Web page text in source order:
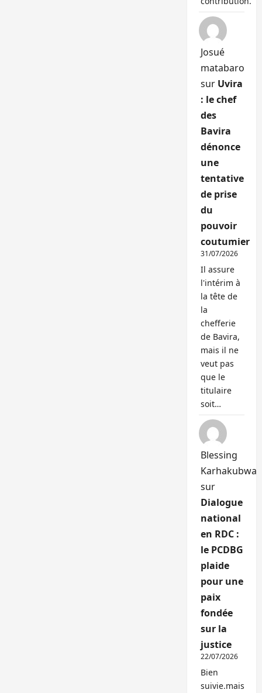
Josué
matabaro
sur Uvira
: le chef
des
Bavira
dénonce
une
tentative
de prise
du
pouvoir
coutumier
31/07/2026
Il assure
l'intérim à
la tête de
la
chefferie
de Bavira,
mais il ne
veut pas
que le
titulaire
soit…
Blessing
Karhakubwa
sur
Dialogue
national
en RDC :
le PCDBG
plaide
pour une
paix
fondée
sur la
justice
22/07/2026
Bien
suivie.mais